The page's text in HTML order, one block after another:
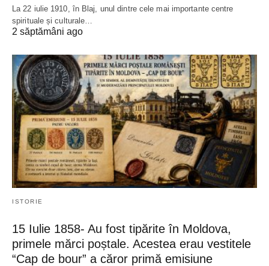
La 22 iulie 1910, în Blaj, unul dintre cele mai importante centre
spirituale și culturale…
2 săptămâni ago
ISTORIE
15 Iulie 1858- Au fost tipărite în Moldova,
primele mărci poștale. Acestea erau vestitele
“Cap de bour” a căror primă emisiune